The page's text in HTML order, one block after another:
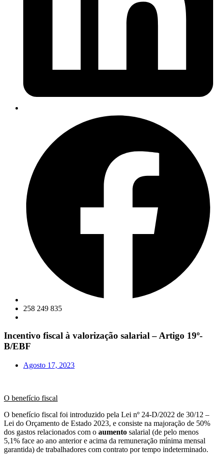
258 249 835
Incentivo fiscal à valorização salarial – Artigo 19º-
B/EBF
Agosto 17, 2023
O benefício fiscal
O benefício fiscal foi introduzido pela Lei nº 24-D/2022 de 30/12 –
Lei do Orçamento de Estado 2023, e consiste na majoração de 50%
dos gastos relacionados com o aumento salarial (de pelo menos
5,1% face ao ano anterior e acima da remuneração mínima mensal
garantida) de trabalhadores com contrato por tempo indeterminado.